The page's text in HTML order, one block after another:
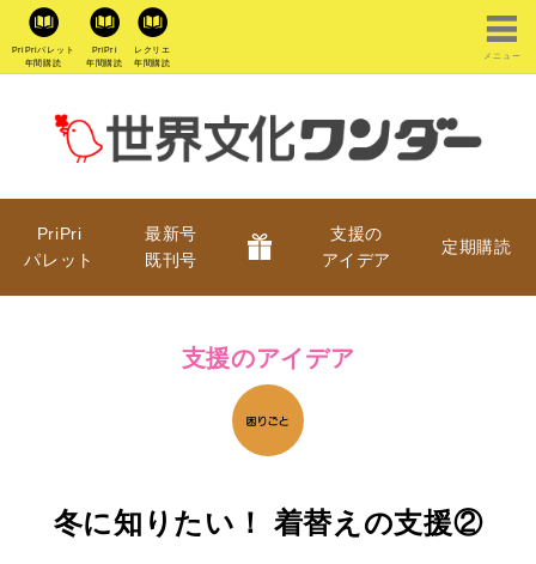
PriPriパレット
年間購読
PriPri
年間購読
レクリエ
年間購読
メニュー
PriPri
パレット
最新号
既刊号
支援の
アイデア
定期購読
支援のアイデア
冬に知りたい！ 着替えの支援②